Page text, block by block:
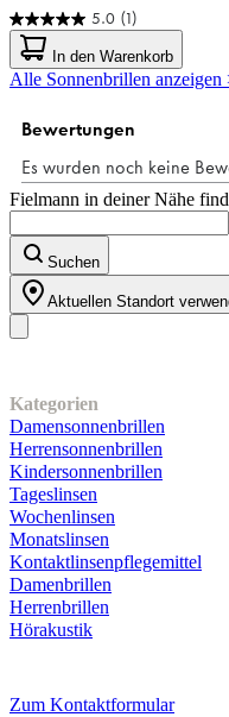
5.0 (1)
5.0
von
5
Sternen.
Bewertung
In den Warenkorb
Alle Sonnenbrillen anzeigen
Fielmann in deiner Nähe
Suchen
Aktuellen Standort
Kategorien
Damensonnenbrillen
Herrensonnenbrillen
Kindersonnenbrillen
Tageslinsen
Wochenlinsen
Monatslinsen
Kontaktlinsenpflegemittel
Damenbrillen
Herrenbrillen
Hörakustik
Zum Kontaktformular